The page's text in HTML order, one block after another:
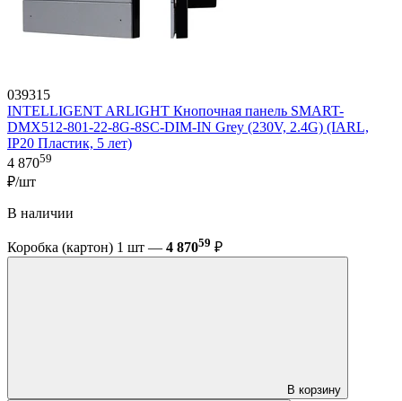
039315
INTELLIGENT ARLIGHT Кнопочная панель SMART-
DMX512-801-22-8G-8SC-DIM-IN Grey (230V, 2.4G) (IARL,
IP20 Пластик, 5 лет)
4 87059
₽/шт
В наличии
Коробка (картон) 1 шт — 4 87059 ₽
В корзину